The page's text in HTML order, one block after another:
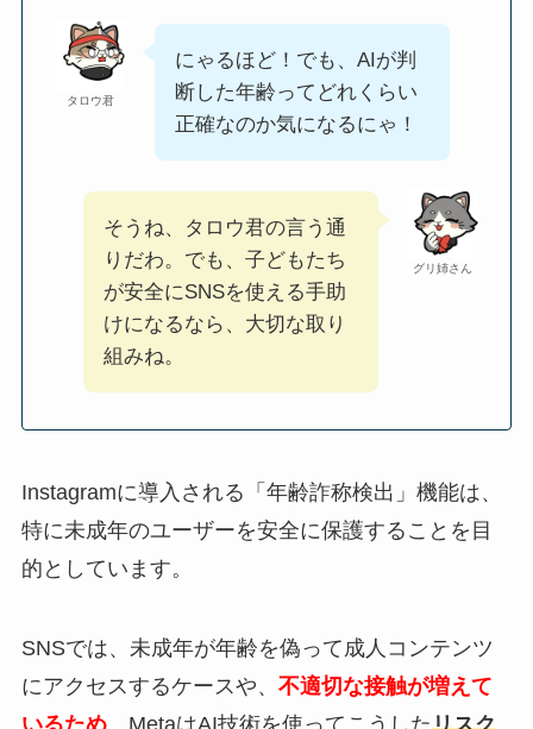
タロウ君
にゃるほど！でも、AIが判
断した年齢ってどれくらい
正確なのか気になるにゃ！
グリ姉さん
そうね、タロウ君の言う通
りだわ。でも、子どもたち
が安全にSNSを使える手助
けになるなら、大切な取り
組みね。
Instagramに導入される「年齢詐称検出」機能は、
特に未成年のユーザーを安全に保護することを目
的としています。
SNSでは、未成年が年齢を偽って成人コンテンツ
にアクセスするケースや、 不適切な接触が増えて